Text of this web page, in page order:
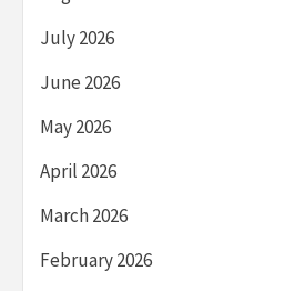
July 2026
June 2026
May 2026
April 2026
March 2026
February 2026